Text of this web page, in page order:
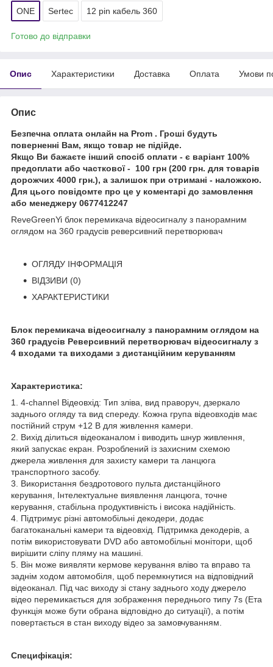
ONE Sertec 12 pin кабель 360
Готово до відправки
Опис Характеристики Доставка Оплата Умови
Опис
Безпечна оплата онлайн на Prom . Гроші будуть
поверненні Вам, якщо товар не підійде.
Якщо Ви бажаєте інший спосіб оплати - є варіант 100%
предоплати або часткової - 100 грн (200 грн. для товарів
дорожчих 4000 грн.), а залишок при отримані - наложкою.
Для цього повідомте про це у коментарі до замовлення
або менеджеру 0677412247
ReveGreenYi блок перемикача відеосигналу з панорамним
оглядом на 360 градусів реверсивний перетворювач
ОГЛЯДУ ІНФОРМАЦІЯ
ВІДЗИВИ (0)‎
ХАРАКТЕРИСТИКИ
Блок перемикача відеосигналу з панорамним оглядом на
360 градусів Реверсивний перетворювач відеосигналу з
4 входами та виходами з дистанційним керуванням
Характеристика:
1. 4-channel Відеовхід: Тип зліва, вид праворуч, дзеркало
заднього огляду та вид спереду. Кожна група відеовходів має
постійний струм +12 В для живлення камери.
2. Вихід ділиться відеоканалом і виводить шнур живлення,
який запускає екран. Розроблений із захисним схемою
джерела живлення для захисту камери та ланцюга
транспортного засобу.
3. Використання бездротового пульта дистанційного
керування, Інтелектуальне виявлення ланцюга, точне
керування, стабільна продуктивність і висока надійність.
4. Підтримує різні автомобільні декодери, додає
багатоканальні камери та відеовхід. Підтримка декодерів, а
потім використовувати DVD або автомобільні монітори, щоб
вирішити сліпу пляму на машині.
5. Він може виявляти кермове керування вліво та вправо та
заднім ходом автомобіля, щоб перемкнутися на відповідний
відеоканал. Під час виходу зі стану заднього ходу джерело
відео перемикається для зображення переднього типу 7s (Ета
функція може бути обрана відповідно до ситуації), а потім
повертається в стан виходу відео за замовчуванням.
Специфікація: